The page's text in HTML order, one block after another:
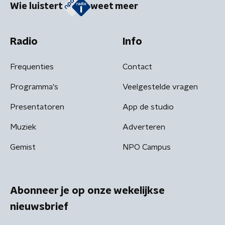
Wie luistert weet meer
Radio
Frequenties
Programma's
Presentatoren
Muziek
Gemist
Info
Contact
Veelgestelde vragen
App de studio
Adverteren
NPO Campus
Abonneer je op onze wekelijkse
nieuwsbrief